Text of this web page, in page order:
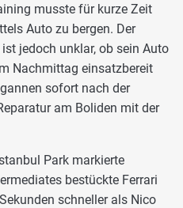
musste für kurze Zeit
Auto zu bergen. Der
jedoch unklar, ob sein Auto
Nachmittag einsatzbereit
sofort nach der
am Boliden mit der
Park markierte
bestückte Ferrari
schneller als Nico